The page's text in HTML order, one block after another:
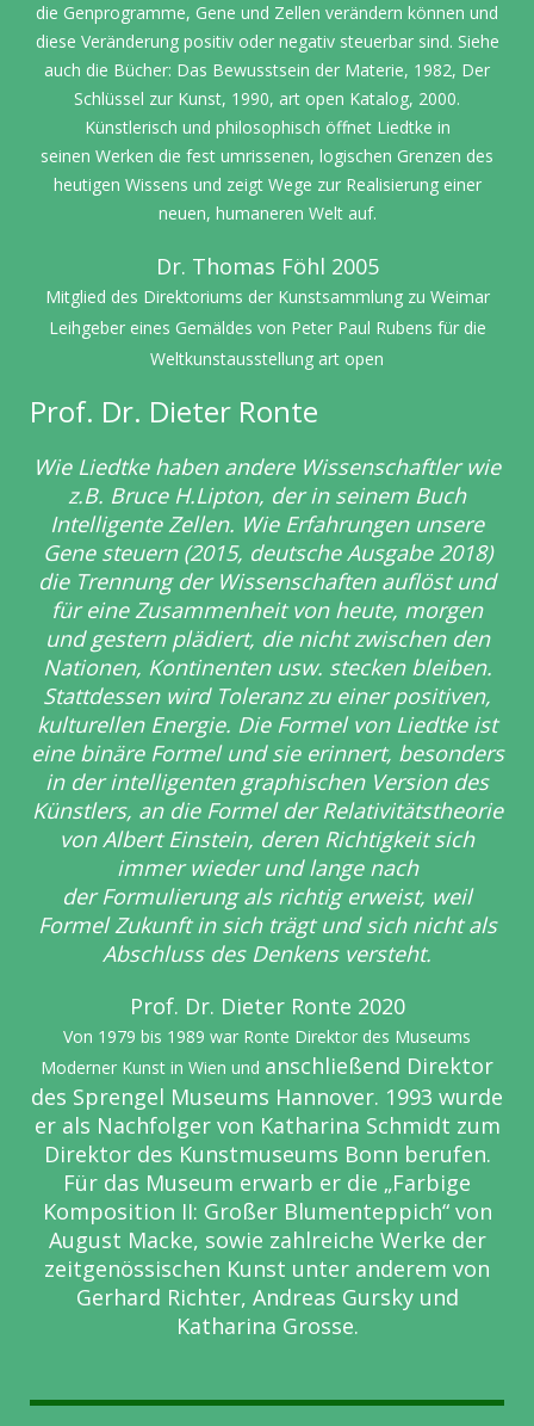
die Genprogramme, Gene und Zellen verändern können und
diese Veränderung positiv oder negativ steuerbar sind. Siehe
auch die Bücher: Das Bewusstsein der Materie, 1982, Der
Schlüssel zur Kunst, 1990, art open Katalog, 2000.
Künstlerisch und philosophisch öffnet Liedtke in
seinen Werken die fest umrissenen, logischen Grenzen des
heutigen Wissens und zeigt Wege zur Realisierung einer
neuen, humaneren Welt auf.
Dr. Thomas Föhl 2005
Mitglied des Direktoriums der Kunstsammlung zu Weimar
Leihgeber eines Gemäldes von Peter Paul Rubens für die
Weltkunstausstellung art open
Prof. Dr. Dieter Ronte
Wie Liedtke haben andere Wissenschaftler wie
z.B. Bruce H.Lipton, der in seinem Buch
Intelligente Zellen. Wie Erfahrungen unsere
Gene steuern (2015, deutsche Ausgabe 2018)
die Trennung der Wissenschaften auflöst und
für eine Zusammenheit von heute, morgen
und gestern plädiert, die nicht zwischen den
Nationen, Kontinenten usw. stecken bleiben.
Stattdessen wird Toleranz zu einer positiven,
kulturellen Energie. Die Formel von Liedtke ist
eine binäre Formel und sie erinnert, besonders
in der intelligenten graphischen Version des
Künstlers, an die Formel der Relativitätstheorie
von Albert Einstein, deren Richtigkeit sich
immer wieder und lange nach
der Formulierung als richtig erweist, weil
Formel Zukunft in sich trägt und sich nicht als
Abschluss des Denkens versteht.
Prof. Dr. Dieter Ronte 2020
Von 1979 bis 1989 war Ronte Direktor des Museums
Moderner Kunst in Wien und anschließend Direktor
des Sprengel Museums Hannover. 1993 wurde
er als Nachfolger von Katharina Schmidt zum
Direktor des Kunstmuseums Bonn berufen.
Für das Museum erwarb er die „Farbige
Komposition II: Großer Blumenteppich“ von
August Macke, sowie zahlreiche Werke der
zeitgenössischen Kunst unter anderem von
Gerhard Richter, Andreas Gursky und
Katharina Grosse.